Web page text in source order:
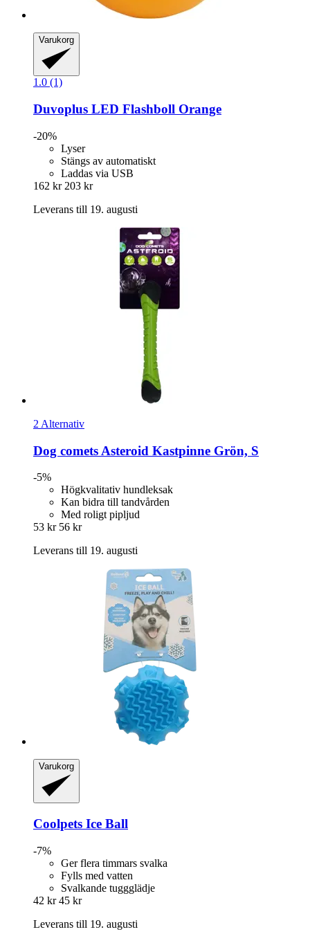
Varukorg
1.0 (1)
Duvoplus LED Flashboll Orange
-20%
Lyser
Stängs av automatiskt
Laddas via USB
162 kr 203 kr
Leverans till 19. augusti
2 Alternativ
Dog comets Asteroid Kastpinne Grön, S
-5%
Högkvalitativ hundleksak
Kan bidra till tandvården
Med roligt pipljud
53 kr 56 kr
Leverans till 19. augusti
Varukorg
Coolpets Ice Ball
-7%
Ger flera timmars svalka
Fylls med vatten
Svalkande tuggglädje
42 kr 45 kr
Leverans till 19. augusti